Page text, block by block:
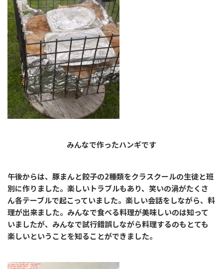
みんなで作ったハンギです
午後からは、豚まんと餃子の2種類をクラスクールの生徒と班
別に作りました。楽しいトラブルもあり、笑いの渦がたくさ
ん各テーブルで起こっていました。楽しい会話をしながら、料
理が出来ました。みんなで食べる料理が美味しいのは知って
いましたが、みんなで試行錯誤しながら料理するのもとても
楽しいということを知ることができました。